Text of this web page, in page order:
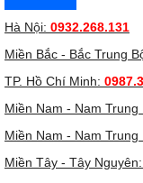
Hà Nội: 0932.268.131
Miền Bắc - Bắc Trung
TP. Hồ Chí Minh:
Miền Nam - Nam Trung
Miền Nam - Nam Trung
Miền Tây - Tây Nguyên: